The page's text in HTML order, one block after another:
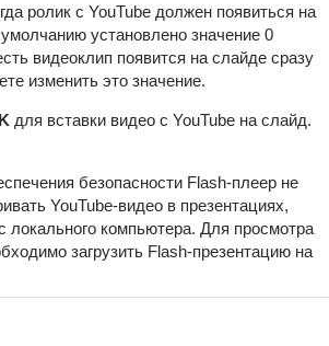
ролик с YouTube должен появиться на
установлено значение 0
видеоклип появится на слайде сразу
изменить это значение.
для вставки видео с YouTube на слайд.
безопасности Flash-плеер не
YouTube-видео в презентациях,
локального компьютера. Для просмотра
загрузить Flash-презентацию на